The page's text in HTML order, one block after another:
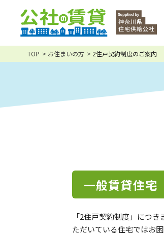
TOP お住まいの方 2住戸契約制度のご案内
一般賃貸住宅
「2住戸契約制度」につ
ただいている住宅ではお